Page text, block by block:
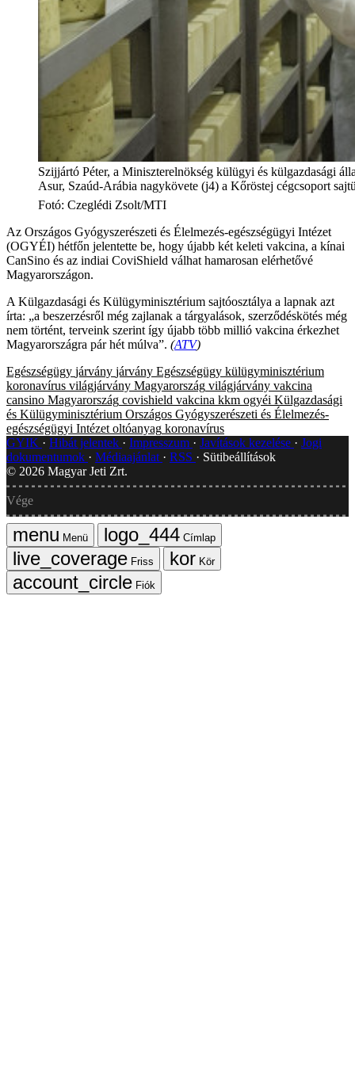
Szijjártó Péter, a Miniszterelnökség külügyi és külgazdasági
Asur, Szaúd-Arábia nagykövete (j4) a Kőröstej cégcsoport
Fotó: Czeglédi Zsolt/MTI
Az Országos Gyógyszerészeti és Élelmezés-egészségügyi Intézet
(OGYÉI) hétfőn jelentette be, hogy újabb két keleti vakcina, a kínai
CanSino és az indiai CoviShield válhat hamarosan elérhetővé
Magyarországon.
A Külgazdasági és Külügyminisztérium sajtóosztálya a lapnak azt
írta: „a beszerzésről még zajlanak a tárgyalások, szerződéskötés még
nem történt, terveink szerint így újabb több millió vakcina érkezhet
Magyarországra pár hét múlva”. (ATV)
Egészségügy járvány járvány Egészségügy külügyminisztérium
koronavírus világjárvány Magyarország világjárvány vakcina
cansino Magyarország covishield vakcina kkm ogyéi Külgazdasági
és Külügyminisztérium Országos Gyógyszerészeti és Élelmezés-
egészségügyi Intézet oltóanyag koronavírus
GYIK
Hibát jelentek Impresszum Javítások kezelése
Jogi
dokumentumok
Médiaajánlat RSS
Sütibeállítások
© 2026 Magyar Jeti Zrt.
Vége
Menü
Címlap
Friss
Kör
Fiók